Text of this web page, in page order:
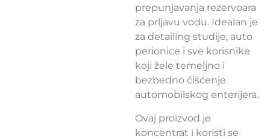
prepunjavanja rezervoara
za prljavu vodu. Idealan je
za detailing studije, auto
perionice i sve korisnike
koji žele temeljno i
bezbedno čišćenje
automobilskog enterijera.
Ovaj proizvod je
koncentrat i koristi se